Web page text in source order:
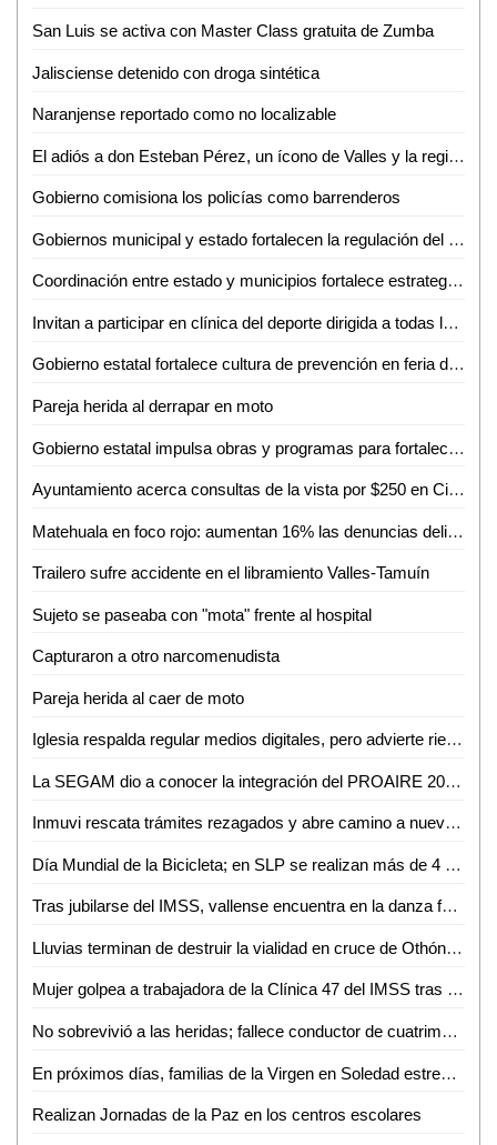
San Luis se activa con Master Class gratuita de Zumba
Jalisciense detenido con droga sintética
Naranjense reportado como no localizable
El adiós a don Esteban Pérez, un ícono de Valles y la región
Gobierno comisiona los policías como barrenderos
Gobiernos municipal y estado fortalecen la regulación del transporte turístico en Ciudad Valles
Coordinación entre estado y municipios fortalece estrategia de seguridad en la huasteca
Invitan a participar en clínica del deporte dirigida a todas las disciplinas en Ciudad Valles
Gobierno estatal fortalece cultura de prevención en feria de seguridad y medio ambiente
Pareja herida al derrapar en moto
Gobierno estatal impulsa obras y programas para fortalecer el acceso al agua
Ayuntamiento acerca consultas de la vista por $250 en Ciudad Valles
Matehuala en foco rojo: aumentan 16% las denuncias delictivas en un año
Trailero sufre accidente en el libramiento Valles-Tamuín
Sujeto se paseaba con "mota" frente al hospital
Capturaron a otro narcomenudista
Pareja herida al caer de moto
Iglesia respalda regular medios digitales, pero advierte riesgo de caer en el autoritarismo
La SEGAM dio a conocer la integración del PROAIRE 2026-2036 para fortalecer la calidad del aire en la zona metropolitana
Inmuvi rescata trámites rezagados y abre camino a nuevas escrituraciones en Ciudad Valles
Día Mundial de la Bicicleta; en SLP se realizan más de 4 mil 500 viajes diarios
Tras jubilarse del IMSS, vallense encuentra en la danza folclórica una nueva forma de vida
Lluvias terminan de destruir la vialidad en cruce de Othón y Vicente C. Salazar
Mujer golpea a trabajadora de la Clínica 47 del IMSS tras discusión por consulta médica
No sobrevivió a las heridas; fallece conductor de cuatrimoto accidentado en Aquismón
En próximos días, familias de la Virgen en Soledad estrenarán consultorio, purificadora y parque urbano
Realizan Jornadas de la Paz en los centros escolares